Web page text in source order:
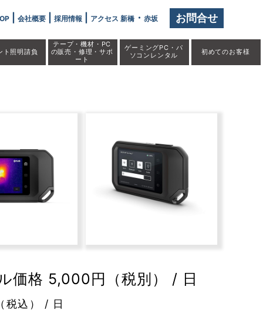
お問合せ
| 会社概要| 採用情報 アクセス 新橋・ 赤坂
ト照明請負
テープ・機材・PC
の販売・修理・サポ
ート
ゲーミングPC・パ
ソコンレンタル
初めてのお客様
価格 5,000円（税別） / 日
税込） / 日